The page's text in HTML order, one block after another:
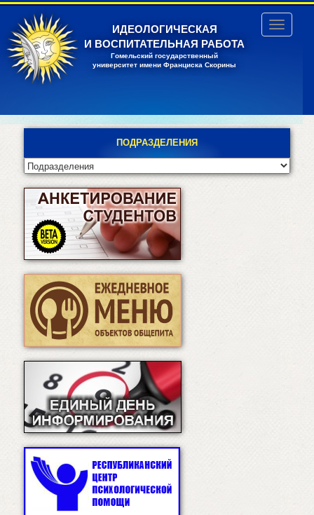
Перейти
основному
содержанию
ИДЕОЛОГИЧЕСКАЯ
И ВОСПИТАТЕЛЬНАЯ РАБОТА
Гомельский государственный
университет имени Франциска Скорины
Toggle
ПОДРАЗДЕЛЕНИЯ